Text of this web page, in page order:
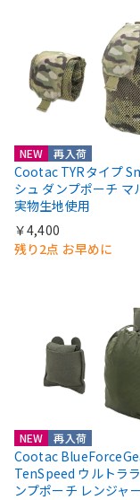
NEW 再入荷
Cootac TYRタイプ
シュ ダンプポーチ マ
実物生地使用
￥4,400
残り2点 お早めに
NEW 再入荷
Cootac
TenSpeed ウルトラ
ンプポーチ レンジャ